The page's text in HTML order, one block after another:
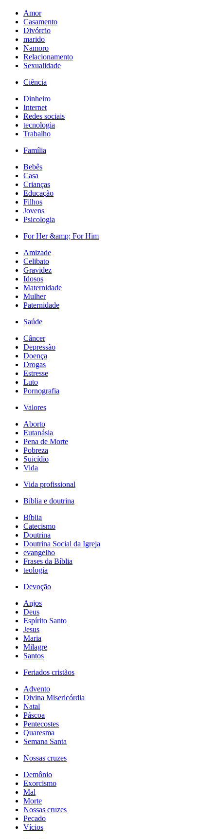
Amor
Casamento
Divórcio
marido
Namoro
Relacionamento
Sexualidade
Ciência
Dinheiro
Internet
Redes sociais
tecnologia
Trabalho
Família
Bebês
Casa
Crianças
Educação
Filhos
Jovens
Psicologia
For Her &amp; For Him
Amizade
Celibato
Gravidez
Idosos
Maternidade
Mulher
Paternidade
Saúde
Câncer
Depressão
Doença
Drogas
Estresse
Luto
Pornografia
Valores
Aborto
Eutanásia
Pena de Morte
Pobreza
Suicídio
Vida
Vida profissional
Bíblia e doutrina
Bíblia
Catecismo
Doutrina
Doutrina Social da Igreja
evangelho
Frases da Bíblia
teologia
Devoção
Anjos
Deus
Espírito Santo
Jesus
Maria
Milagre
Santos
Feriados cristãos
Advento
Divina Misericórdia
Natal
Páscoa
Pentecostes
Quaresma
Semana Santa
Nossas cruzes
Demônio
Exorcismo
Mal
Morte
Nossas cruzes
Pecado
Vícios